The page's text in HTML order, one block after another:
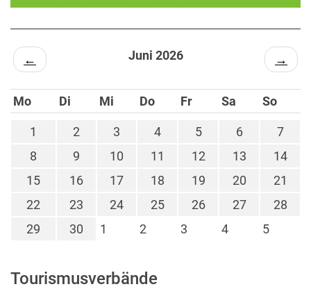
← Juni 2026 →
Mo Di Mi Do Fr Sa So
1 2 3 4 5 6
7
8
9 10 11 12 13
14
15
16 17 18 19 20
21
22
23 24 25 26 27
28
29
30 1 2 3 4 5
Tourismusverbände